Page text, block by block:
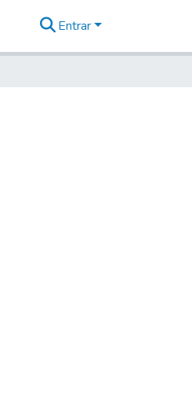
Entrar